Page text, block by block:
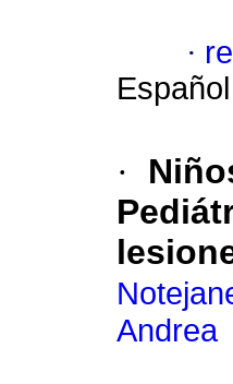
·
·
Andrea